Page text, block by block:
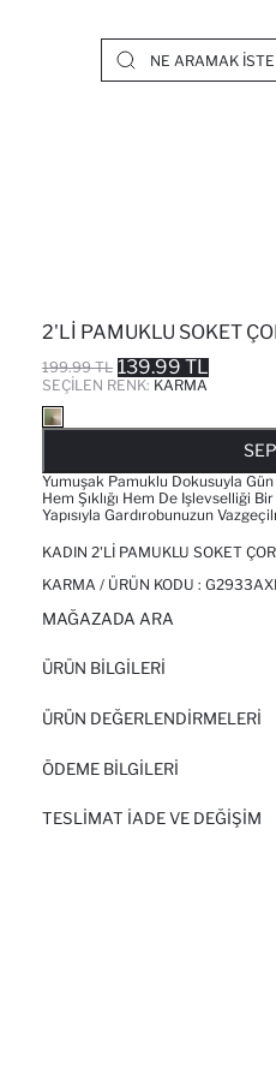
2'LI PAMUKLU SOKET
199.99 TL 139.99 TL
SEÇILEN RENK: KARMA
Yumuşak Pamuklu Dokusuyla
Hem Şıklığı Hem De Işlevselliği
Yapısıyla Gardırobunuzun
KADIN 2'LI PAMUKLU SOKET
KARMA / ÜRÜN KODU :
MAĞAZADA ARA
ÜRÜN BILGILERI
ÜRÜN DEĞERLENDİRMELERİ
ÖDEME BİLGİLERİ
TESLIMAT İADE VE DEĞIŞIM